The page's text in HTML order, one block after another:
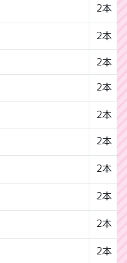
2本
2本
2本
2本
2本
2本
2本
2本
2本
2本